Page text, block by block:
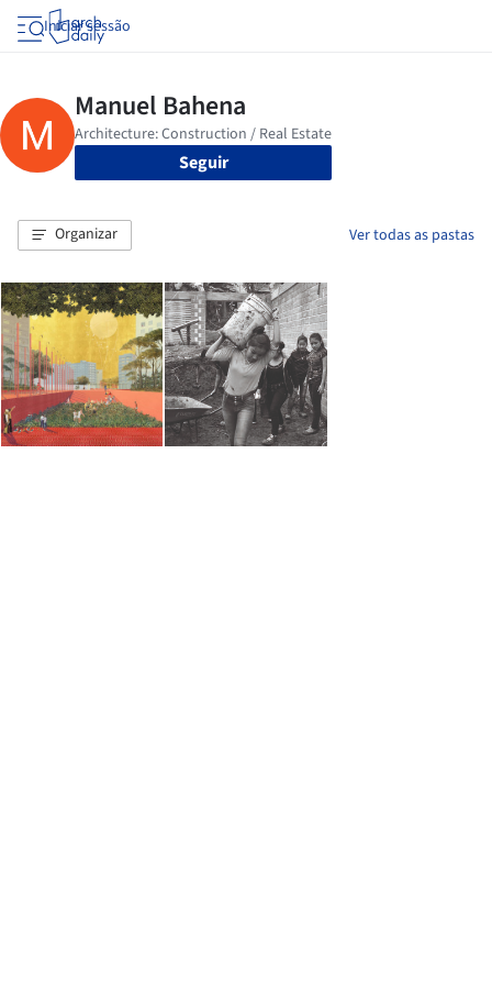
Iniciar sessão
Seguir
Organizar Ver todas as pastas